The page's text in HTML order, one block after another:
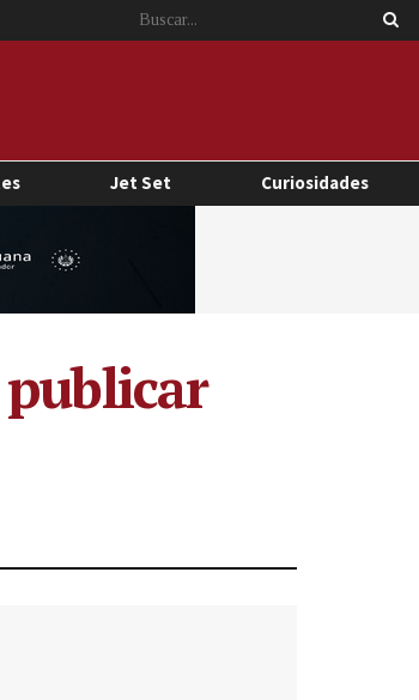
Jet Set Curiosidades